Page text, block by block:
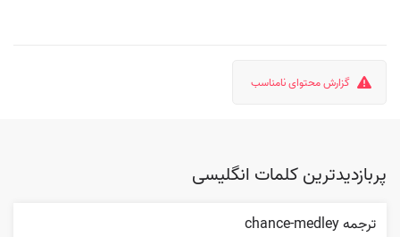
گزارش محتوای نامناسب
پربازدیدترین کلمات انگلیسی
ترجمه chance-medley